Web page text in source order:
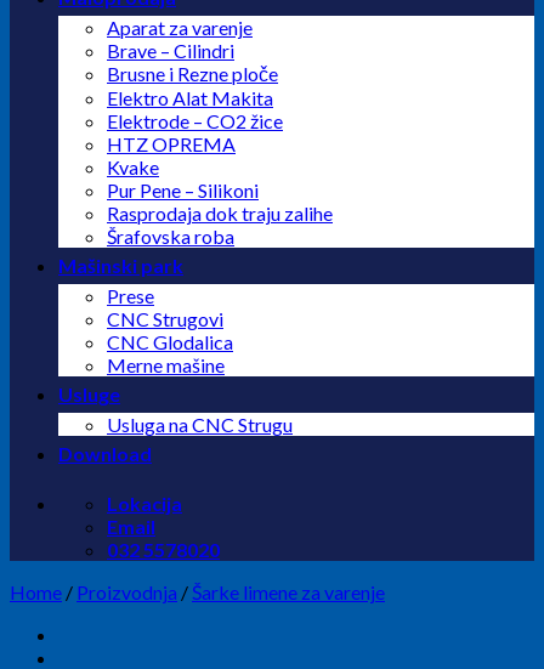
Aparat za varenje
Brave – Cilindri
Brusne i Rezne ploče
Elektro Alat Makita
Elektrode – CO2 žice
HTZ OPREMA
Kvake
Pur Pene – Silikoni
Rasprodaja dok traju zalihe
Šrafovska roba
Mašinski park
Prese
CNC Strugovi
CNC Glodalica
Merne mašine
Usluge
Usluga na CNC Strugu
Download
Lokacija
Email
032 5578020
Home / Proizvodnja /Šarke limene za varenje